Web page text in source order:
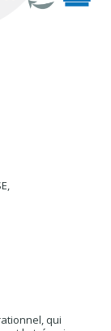
qui